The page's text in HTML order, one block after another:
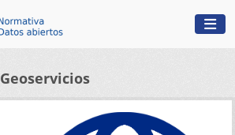
Geoservicios